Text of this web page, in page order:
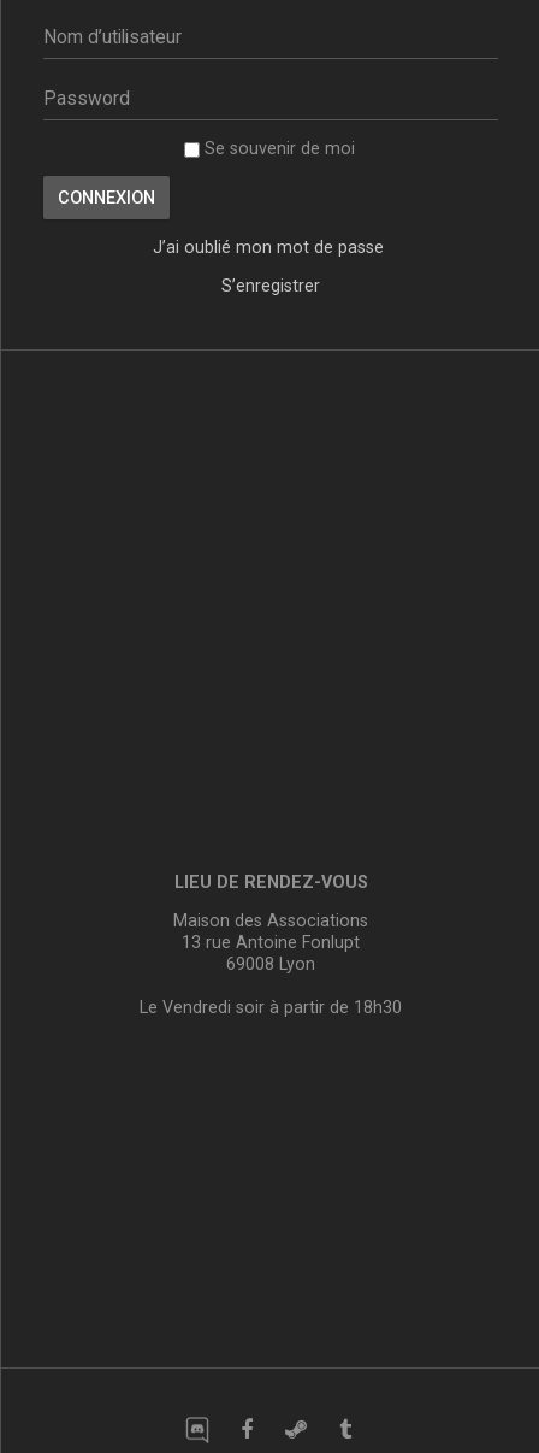
Se souvenir de moi
J’ai oublié mon mot de passe
S’enregistrer
LIEU DE RENDEZ-VOUS
Maison des Associations
13 rue Antoine Fonlupt
69008 Lyon
Le Vendredi soir à partir de 18h30